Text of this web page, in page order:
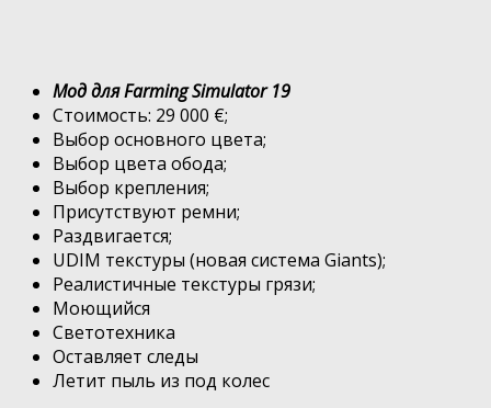
Мод для Farming Simulator 19
Стоимость: 29 000 €;
Выбор основного цвета;
Выбор цвета обода;
Выбор крепления;
Присутствуют ремни;
Раздвигается;
UDIM текстуры (новая система Giants);
Реалистичные текстуры грязи;
Моющийся
Светотехника
Оставляет следы
Летит пыль из под колес